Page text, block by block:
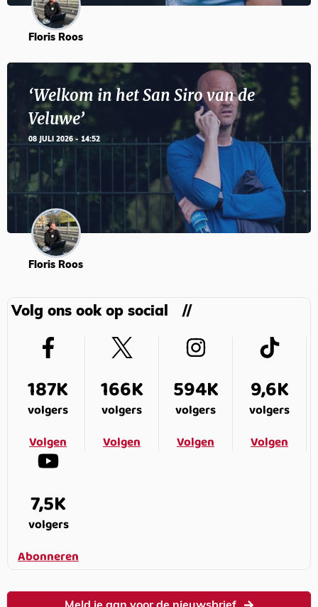
Floris Roos
‘Welkom in het San Siro van de
Veluwe’
08 JULI 2026 - 14:52
Floris Roos
Volg ons ook op social
187K
volgers
Volgen
166K
volgers
Volgen
594K
volgers
Volgen
9,6K
volgers
Volgen
7,5K
volgers
Abonneren